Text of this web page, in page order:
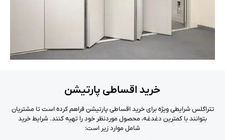
خرید اقساطی پارتیشن
تتراگلس شرایطی ویژه برای خرید اقساطی پارتیشن فراهم کرده است تا مشتریان
بتوانند با کمترین دغدغه، محصول موردنظر خود را تهیه کنند. شرایط خرید
شامل موارد زیر است: